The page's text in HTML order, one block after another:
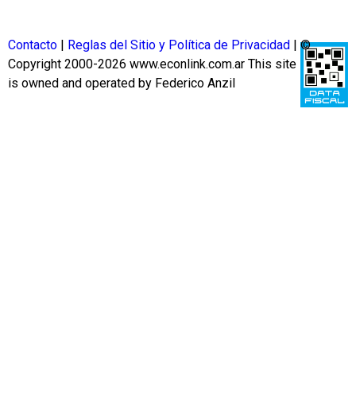
Contacto Reglas del Sitio y Política de Privacidad
| ©
Copyright 2000-2026 www.econlink.com.ar This site
is owned and operated by Federico Anzil